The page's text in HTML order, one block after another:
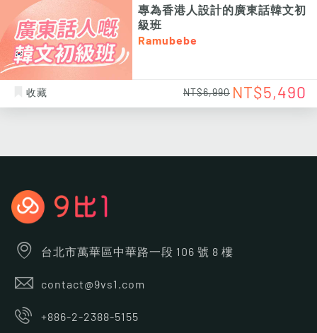
專為香港人設計的廣東話韓文初
級班
Ramubebe
收藏 NT$6,990 NT$5,490
台北市萬華區中華路一段 106 號 8 樓
contact@9vs1.com
+886-2-2388-5155